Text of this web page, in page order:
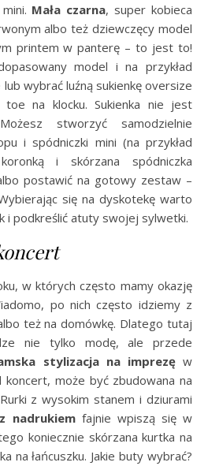
Mała czarna, super kobieca
albo też dziewczęcy model
printem w panterę – to jest to!
model i na przykład
lub wybrać luźną sukienkę oversize
na klocku. Sukienka nie jest
stworzyć samodzielnie
i spódniczki mini (na przykład
i skórzana spódniczka
postawić na gotowy zestaw –
się na dyskotekę warto
i podkreślić atuty swojej sylwetki.
w których często mamy okazję
po nich często idziemy z
też na domówkę. Dlatego tutaj
nie tylko modę, ale przede
stylizacja na imprezęw
koncert, może być zbudowana na
z wysokim stanem i dziurami
nadrukiemfajnie wpiszą się w
koniecznie skórzana kurtka na
na łańcuszku. Jakie buty wybrać?